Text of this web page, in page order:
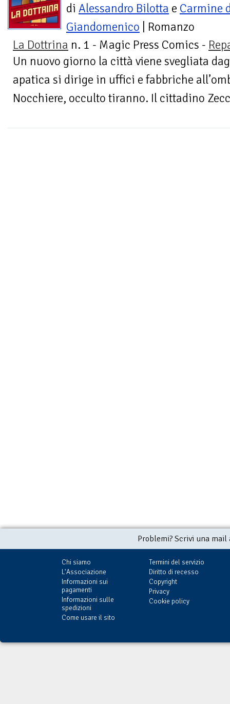
di Alessandro Bilotta e Carmine
Giandomenico | Romanzo
La Dottrina n. 1 - Magic Press Comics -
Un nuovo giorno la città viene svegliata
apatica si dirige in uffici e fabbriche
Nocchiere, occulto tiranno. Il cittadino
Problemi? Scrivi una
Chi siamo
L'Associazione
Informazioni sui
pagamenti
Informazioni sulle
spedizioni
Come usare il sito
Termini del servizio
Diritto di recesso
Copyright
Privacy
Cookie policy